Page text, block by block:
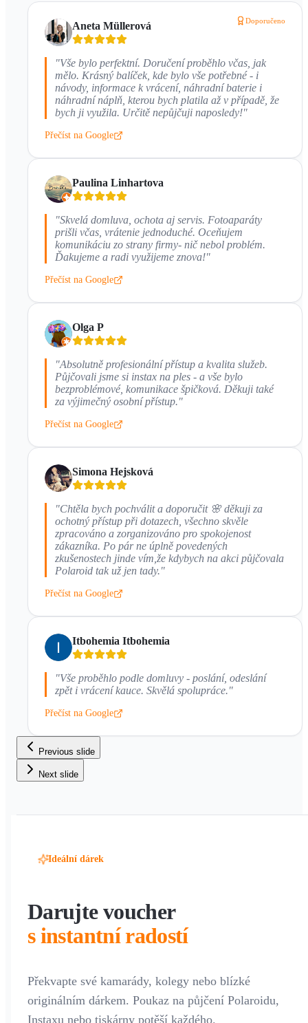
Doporučeno
Aneta Müllerová
"Vše bylo perfektní. Doručení proběhlo včas, jak
mělo. Krásný balíček, kde bylo vše potřebné - i
návody, informace k vrácení, náhradní baterie i
náhradní náplň, kterou bych platila až v případě, že
bych ji využila. Určitě nepůjčuji naposledy!"
Přečíst na Google
Paulina Linhartova
"Skvelá domluva, ochota aj servis. Fotoaparáty
prišli včas, vrátenie jednoduché. Oceňujem
komunikáciu zo strany firmy- nič nebol problém.
Ďakujeme a radi využijeme znova!"
Přečíst na Google
Olga P
"Absolutně profesionální přístup a kvalita služeb.
Půjčovali jsme si instax na ples - a vše bylo
bezproblémové, komunikace špičková. Děkuji také
za výjimečný osobní přístup."
Přečíst na Google
Simona Hejsková
"Chtěla bych pochválit a doporučit 🌸 děkuji za
ochotný přístup při dotazech, všechno skvěle
zpracováno a zorganizováno pro spokojenost
zákazníka. Po pár ne úplně povedených
zkušenostech jinde vím,že kdybych na akci půjčovala
Polaroid tak už jen tady."
Přečíst na Google
Itbohemia Itbohemia
"Vše proběhlo podle domluvy - poslání, odeslání
zpět i vrácení kauce. Skvělá spolupráce."
Přečíst na Google
Previous slide
Next slide
Ideální dárek
Darujte voucher
s instantní radostí
Překvapte své kamarády, kolegy nebo blízké
originálním dárkem. Poukaz na půjčení Polaroidu,
Instaxu nebo tiskárny potěší každého.